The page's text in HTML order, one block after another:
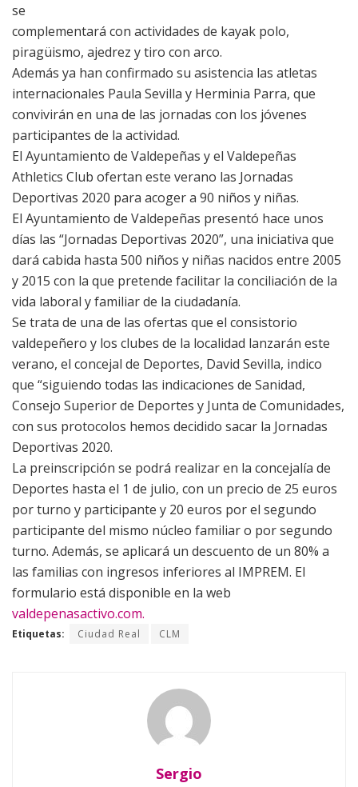
se
complementará con actividades de kayak polo,
piragüismo, ajedrez y tiro con arco.
Además ya han confirmado su asistencia las atletas
internacionales Paula Sevilla y Herminia Parra, que
convivirán en una de las jornadas con los jóvenes
participantes de la actividad.
El Ayuntamiento de Valdepeñas y el Valdepeñas
Athletics Club ofertan este verano las Jornadas
Deportivas 2020 para acoger a 90 niños y niñas.
El Ayuntamiento de Valdepeñas presentó hace unos
días las “Jornadas Deportivas 2020”, una iniciativa que
dará cabida hasta 500 niños y niñas nacidos entre 2005
y 2015 con la que pretende facilitar la conciliación de la
vida laboral y familiar de la ciudadanía.
Se trata de una de las ofertas que el consistorio
valdepeñero y los clubes de la localidad lanzarán este
verano, el concejal de Deportes, David Sevilla, indico
que “siguiendo todas las indicaciones de Sanidad,
Consejo Superior de Deportes y Junta de Comunidades,
con sus protocolos hemos decidido sacar la Jornadas
Deportivas 2020.
La preinscripción se podrá realizar en la concejalía de
Deportes hasta el 1 de julio, con un precio de 25 euros
por turno y participante y 20 euros por el segundo
participante del mismo núcleo familiar o por segundo
turno. Además, se aplicará un descuento de un 80% a
las familias con ingresos inferiores al IMPREM. El
formulario está disponible en la web
valdepenasactivo.com.
Etiquetas: Ciudad Real CLM
Sergio